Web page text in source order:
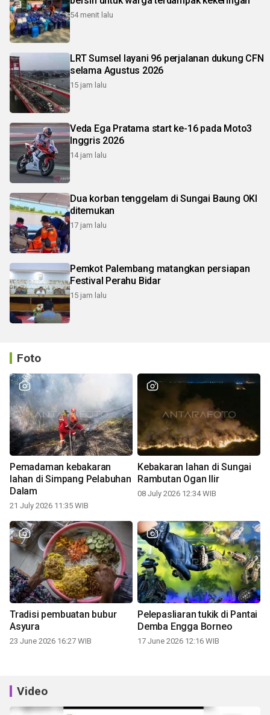
54 menit lalu
LRT Sumsel layani 96 perjalanan dukung CFN
selama Agustus 2026
15 jam lalu
Veda Ega Pratama start ke-16 pada Moto3
Inggris 2026
14 jam lalu
Dua korban tenggelam di Sungai Baung OKI
ditemukan
17 jam lalu
Pemkot Palembang matangkan persiapan
Festival Perahu Bidar
15 jam lalu
Foto
Pemadaman kebakaran
lahan di Simpang Pelabuhan
Dalam
21 July 2026 11:35 WIB
Kebakaran lahan di Sungai
Rambutan Ogan Ilir
08 July 2026 12:34 WIB
Tradisi pembuatan bubur
Asyura
23 June 2026 16:27 WIB
Pelepasliaran tukik di Pantai
Demba Engga Borneo
17 June 2026 12:16 WIB
Video